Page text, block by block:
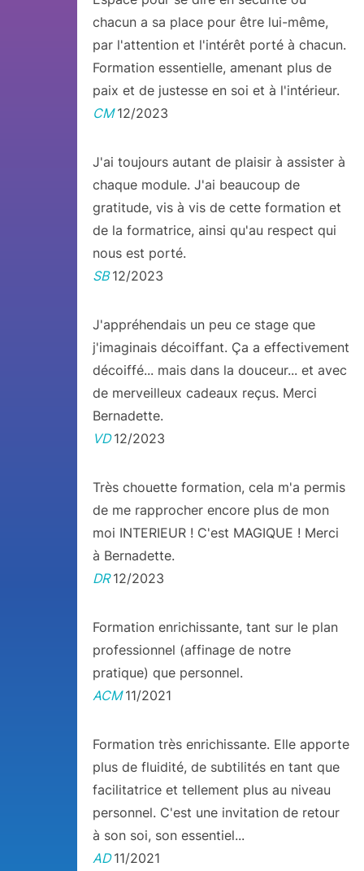
chacun a sa place pour être lui-même,
par l'attention et l'intérêt porté à chacun.
Formation essentielle, amenant plus de
paix et de justesse en soi et à l'intérieur.
CM12/2023
J'ai toujours autant de plaisir à assister à
chaque module. J'ai beaucoup de
gratitude, vis à vis de cette formation et
de la formatrice, ainsi qu'au respect qui
nous est porté.
SB12/2023
J'appréhendais un peu ce stage que
j'imaginais décoiffant. Ça a effectivement
décoiffé... mais dans la douceur... et avec
de merveilleux cadeaux reçus. Merci
Bernadette.
VD12/2023
Très chouette formation, cela m'a permis
de me rapprocher encore plus de mon
moi INTERIEUR ! C'est MAGIQUE ! Merci
à Bernadette.
DR12/2023
Formation enrichissante, tant sur le plan
professionnel (affinage de notre
pratique) que personnel.
ACM11/2021
Formation très enrichissante. Elle apporte
plus de fluidité, de subtilités en tant que
facilitatrice et tellement plus au niveau
personnel. C'est une invitation de retour
à son soi, son essentiel...
AD11/2021